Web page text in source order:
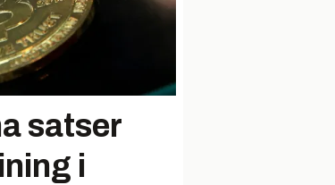
satser
i